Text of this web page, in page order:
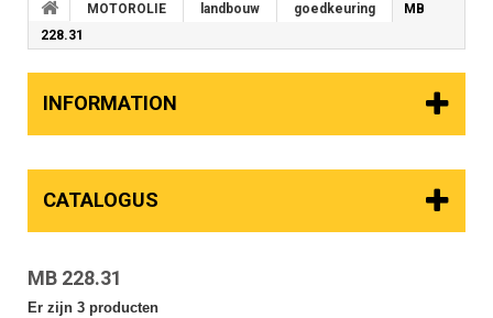
MOTOROLIE landbouw goedkeuring
MB
228.31
INFORMATION
CATALOGUS
MB 228.31
Er zijn 3 producten